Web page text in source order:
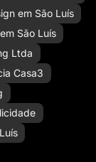
em São Luís
São Luís
Ltda
Casa3